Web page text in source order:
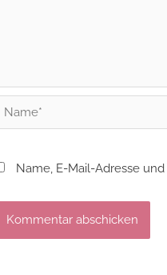
Name*
Name, E-Mail-Adresse